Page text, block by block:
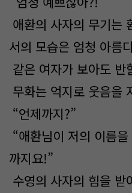
애환의 사자의 무기는
서의 모습은 엄청 아름
같은 여자가 보아도 반
무화는 억지로 웃음을
“언제까지?”
“애환님이 저의 이름
까지요!”
수영의 사자의 힘을